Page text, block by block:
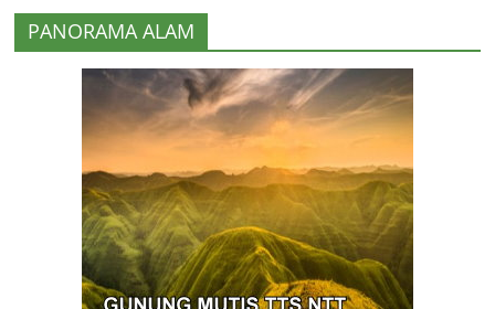
PANORAMA ALAM